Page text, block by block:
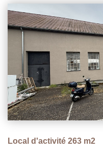
SALLES DE DOUCHES, 2
PORTES MOTORISEES, 3
REZ DE JARDIN (
CHAMBRE, SALLE DE
INDEPENDANTE.
ELECTRIQUES, TOUT
PREVOIR..
Local d'activité 263 m2